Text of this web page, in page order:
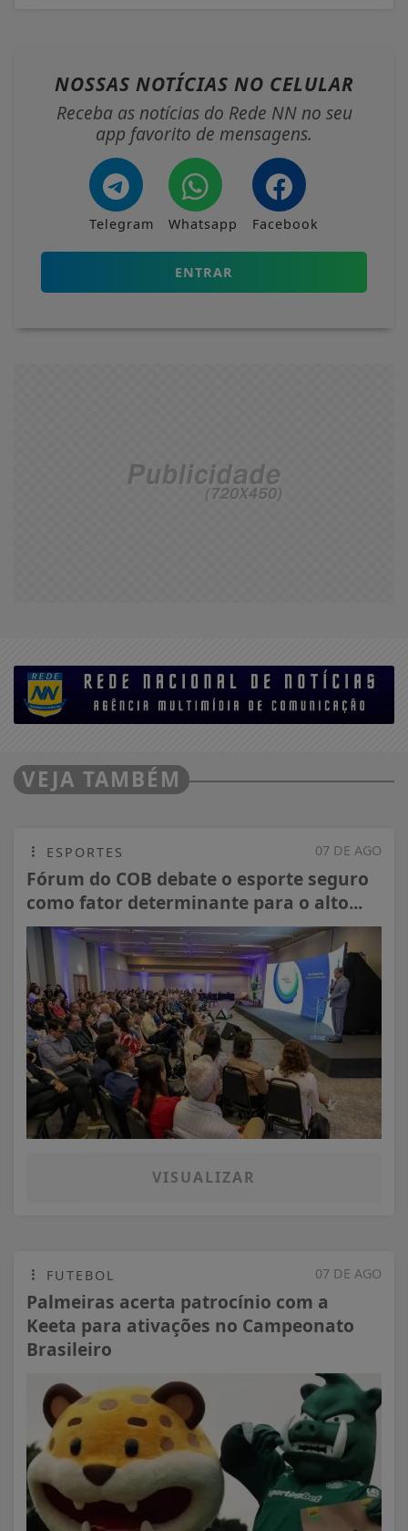
NOSSAS NOTÍCIAS NO CELULAR
Receba as notícias do Rede NN no seu
app favorito de mensagens.
Telegram Whatsapp Facebook
ENTRAR
VEJA TAMBÉM
07 DE AGO
ESPORTES
Fórum do COB debate o esporte seguro
como fator determinante para o alto...
VISUALIZAR
07 DE AGO
FUTEBOL
Palmeiras acerta patrocínio com a
Keeta para ativações no Campeonato
Brasileiro